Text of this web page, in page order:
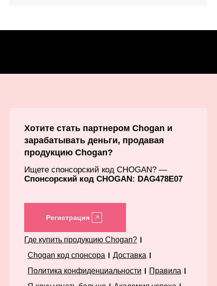
Хотите стать партнером Chogan и
зарабатывать деньги, продавая
продукцию Chogan?
Ищете спонсорский код CHOGAN? —
Спонсорский код CHOGAN: DAG478E07
Регистрация
Где купить продукцию Chogan?
Chogan код спонсора
Доставка
Политика конфиденциальности
Правила